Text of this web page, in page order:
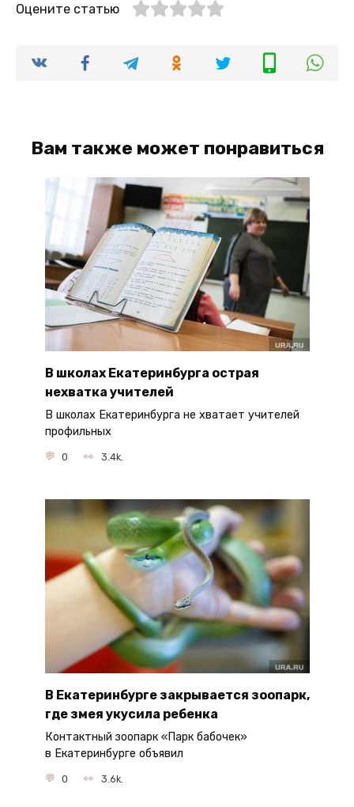
Оцените статью
Вам также может понравиться
В школах Екатеринбурга острая
нехватка учителей
В школах Екатеринбурга не хватает учителей
профильных
0 3.4k.
В Екатеринбурге закрывается зоопарк,
где змея укусила ребенка
Контактный зоопарк «Парк бабочек»
в Екатеринбурге объявил
0 3.6k.